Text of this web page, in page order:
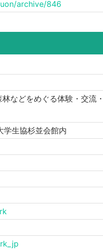
archive/846
などをめぐる体験・交流
生協杉並会館内